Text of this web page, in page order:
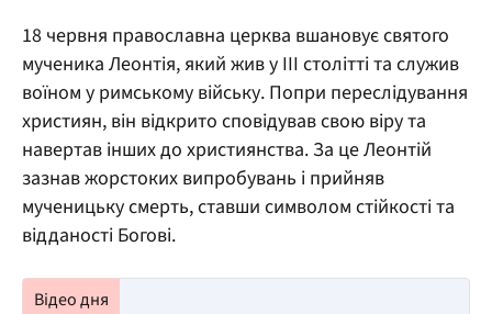
18 червня православна церква вшановує святого
мученика Леонтія, який жив у III столітті та служив
воїном у римському війську. Попри переслідування
християн, він відкрито сповідував свою віру та
навертав інших до християнства. За це Леонтій
зазнав жорстоких випробувань і прийняв
мученицьку смерть, ставши символом стійкості та
відданості Богові.